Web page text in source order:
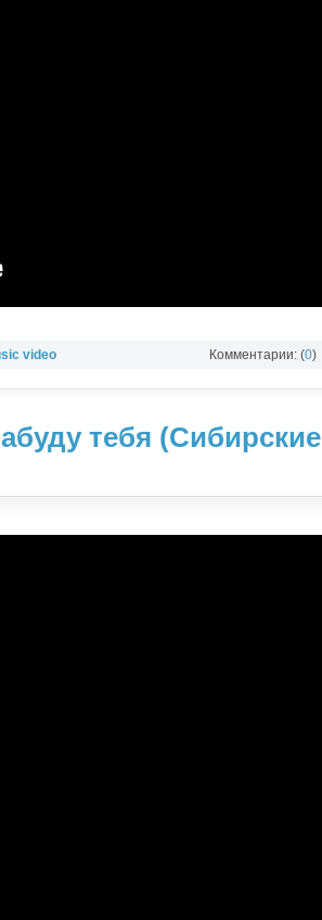
Комментарии: (0)
video
тебя (Сибирские